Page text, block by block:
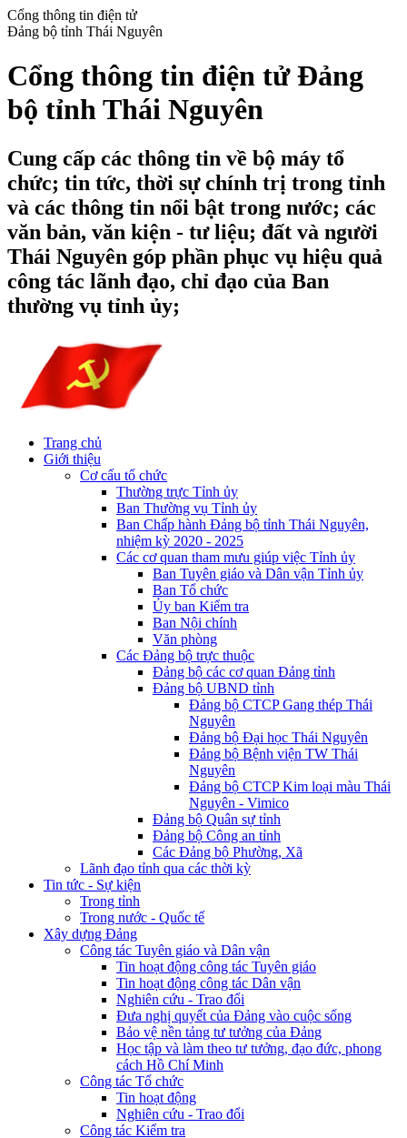
Cổng thông tin điện tử
Đảng bộ tỉnh Thái Nguyên
Cổng thông tin điện tử Đảng
bộ tỉnh Thái Nguyên
Cung cấp các thông tin về bộ máy tổ
chức; tin tức, thời sự chính trị trong tỉnh
và các thông tin nổi bật trong nước; các
văn bản, văn kiện - tư liệu; đất và người
Thái Nguyên góp phần phục vụ hiệu quả
công tác lãnh đạo, chỉ đạo của Ban
thường vụ tỉnh ủy;
Trang chủ
Giới thiệu
Cơ cấu tổ chức
Thường trực Tỉnh ủy
Ban Thường vụ Tỉnh ủy
Ban Chấp hành Đảng bộ tỉnh Thái Nguyên,
nhiệm kỳ 2020 - 2025
Các cơ quan tham mưu giúp việc Tỉnh ủy
Ban Tuyên giáo và Dân vận Tỉnh ủy
Ban Tổ chức
Ủy ban Kiểm tra
Ban Nội chính
Văn phòng
Các Đảng bộ trực thuộc
Đảng bộ các cơ quan Đảng tỉnh
Đảng bộ UBND tỉnh
Đảng bộ CTCP Gang thép Thái
Nguyên
Đảng bộ Đại học Thái Nguyên
Đảng bộ Bệnh viện TW Thái
Nguyên
Đảng bộ CTCP Kim loại màu Thái
Nguyên - Vimico
Đảng bộ Quân sự tỉnh
Đảng bộ Công an tỉnh
Các Đảng bộ Phường, Xã
Lãnh đạo tỉnh qua các thời kỳ
Tin tức - Sự kiện
Trong tỉnh
Trong nước - Quốc tế
Xây dựng Đảng
Công tác Tuyên giáo và Dân vận
Tin hoạt động công tác Tuyên giáo
Tin hoạt động công tác Dân vận
Nghiên cứu - Trao đổi
Đưa nghị quyết của Đảng vào cuộc sống
Bảo vệ nền tảng tư tưởng của Đảng
Học tập và làm theo tư tưởng, đạo đức, phong
cách Hồ Chí Minh
Công tác Tổ chức
Tin hoạt động
Nghiên cứu - Trao đổi
Công tác Kiểm tra